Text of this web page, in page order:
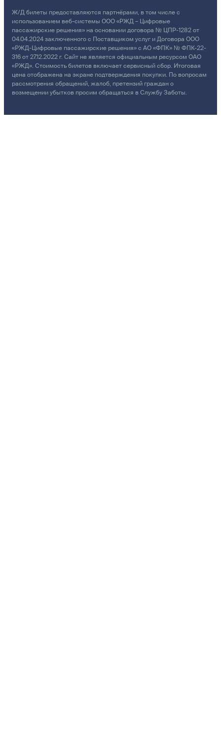
Ж/Д билеты предоставляются партнёрами, в том числе с
использованием веб-системы ООО «РЖД – Цифровые
пассажирские решения» на основании договора № ЦПР-1282 от
04.04.2024 заключенного с Поставщиком услуг и Договора ООО
«РЖД-Цифровые пассажирские решения» с АО «ФПК» № ФПК-22-
316 от 27.12.2022 г. Сайт не является официальным ресурсом ОАО
«РЖД». Стоимость билетов включает сервисный сбор. Итоговая
цена отображена на экране подтверждения покупки. По вопросам
рассмотрения обращений, жалоб, претензий граждан о
возмещении убытков просим обращаться в Службу Заботы.